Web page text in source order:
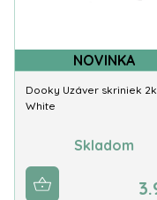
NOVINKA
Dooky Uzáver skriniek
White
Skladom